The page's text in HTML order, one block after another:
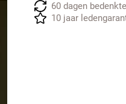
60 dagen
10 jaar